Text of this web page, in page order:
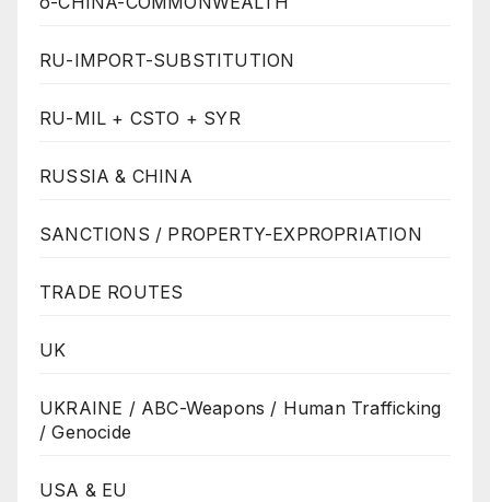
RU-IMPORT-SUBSTITUTION
RU-MIL + CSTO + SYR
RUSSIA & CHINA
SANCTIONS / PROPERTY-EXPROPRIATION
TRADE ROUTES
UK
UKRAINE / ABC-Weapons / Human Trafficking
/ Genocide
USA & EU